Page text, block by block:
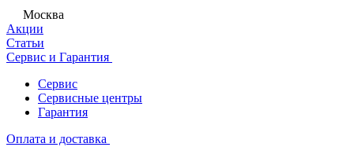
Москва
Акции
Статьи
Сервис и Гарантия
Сервис
Сервисные центры
Гарантия
Оплата и доставка